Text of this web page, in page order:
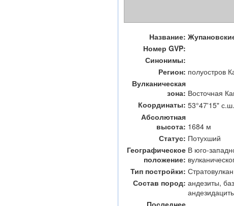
Название:
Номер GVP:
Синонимы:
Регион: полуостров
Вулканическая
зона: Восточная
Координаты: 53°47'15"
Абсолютная
высота: 1684 м
Статус: Потухший
Географическое
положение:
В юго-
Тип постройки: Стратовулкан
Состав пород: андезиты,
Последнее